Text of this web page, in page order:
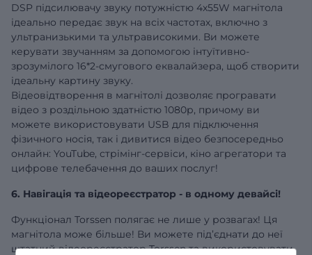
DSP підсилювачу звуку потужністю 4х55W магнітола
ідеально передає звук на всіх частотах, включно з
ультранизькими та ультрависокими. Ви можете
керувати звучанням за допомогою інтуїтивно-
зрозумілого 16*2-смугового еквалайзера, щоб створити
ідеальну картину звуку.
Відеовідтворення в магнітолі дозволяє програвати
відео з роздільною здатністю 1080р, причому ви
можете використовувати USB для підключення
фізичного носія, так і дивитися відео безпосередньо
онлайн: YouTube, стрімінг-сервіси, кіно агрегатори та
цифрове телебачення до ваших послуг!
6. Навігація та відеореєстратор - в одному девайсі!
Функціонал Torssen полягає не лише у розвагах! Ця
магнітола може більше! Ви можете під’єднати до неї
штатний відеореєстратор Torssen та використовувати